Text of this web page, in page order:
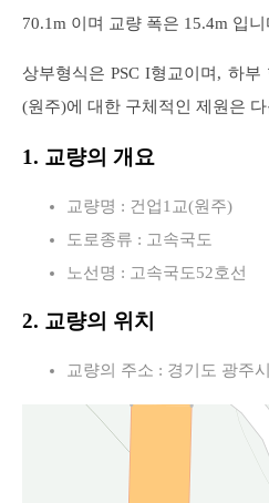
70.1m 이며 교량 폭은 15.4m 입니
상부형식은 PSC I형교이며, 하
(원주)에 대한 구체적인 제원은
1. 교량의 개요
교량명 : 건업1교(원주)
도로종류 : 고속국도
노선명 : 고속국도52호선
2. 교량의 위치
교량의 주소 : 경기도 광주